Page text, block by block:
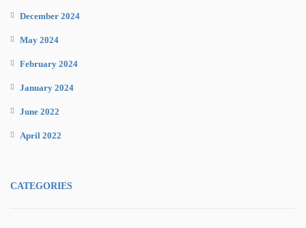
December 2024
May 2024
February 2024
January 2024
June 2022
April 2022
CATEGORIES